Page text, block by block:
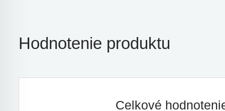
Hodnotenie produktu
Celkové